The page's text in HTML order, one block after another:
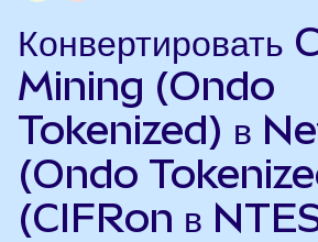
Конвертировать
Mining (Ondo
Tokenized) в
(Ondo
(CIFRon в